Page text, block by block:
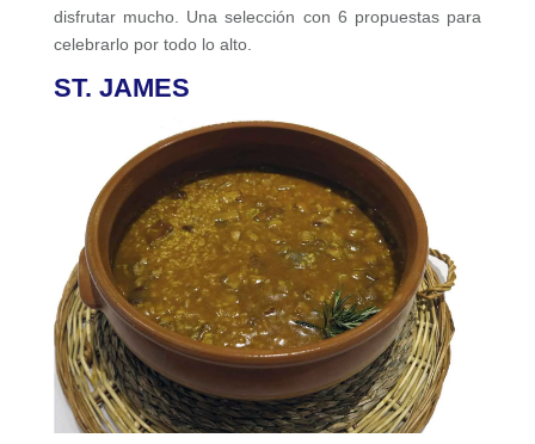
disfrutar mucho. Una selección con 6 propuestas para
celebrarlo por todo lo alto.
ST. JAMES